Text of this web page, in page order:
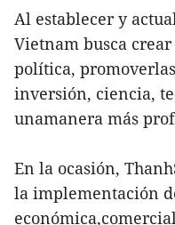
Al establecer y
Vietnam busca
política,
inversión, ciencia,
unamanera más
En la ocasión,
la implementación